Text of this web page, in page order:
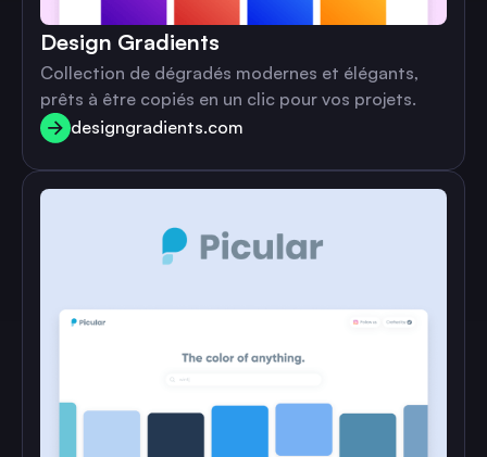
Design Gradients
Collection de dégradés modernes et élégants,
prêts à être copiés en un clic pour vos projets.
designgradients.com